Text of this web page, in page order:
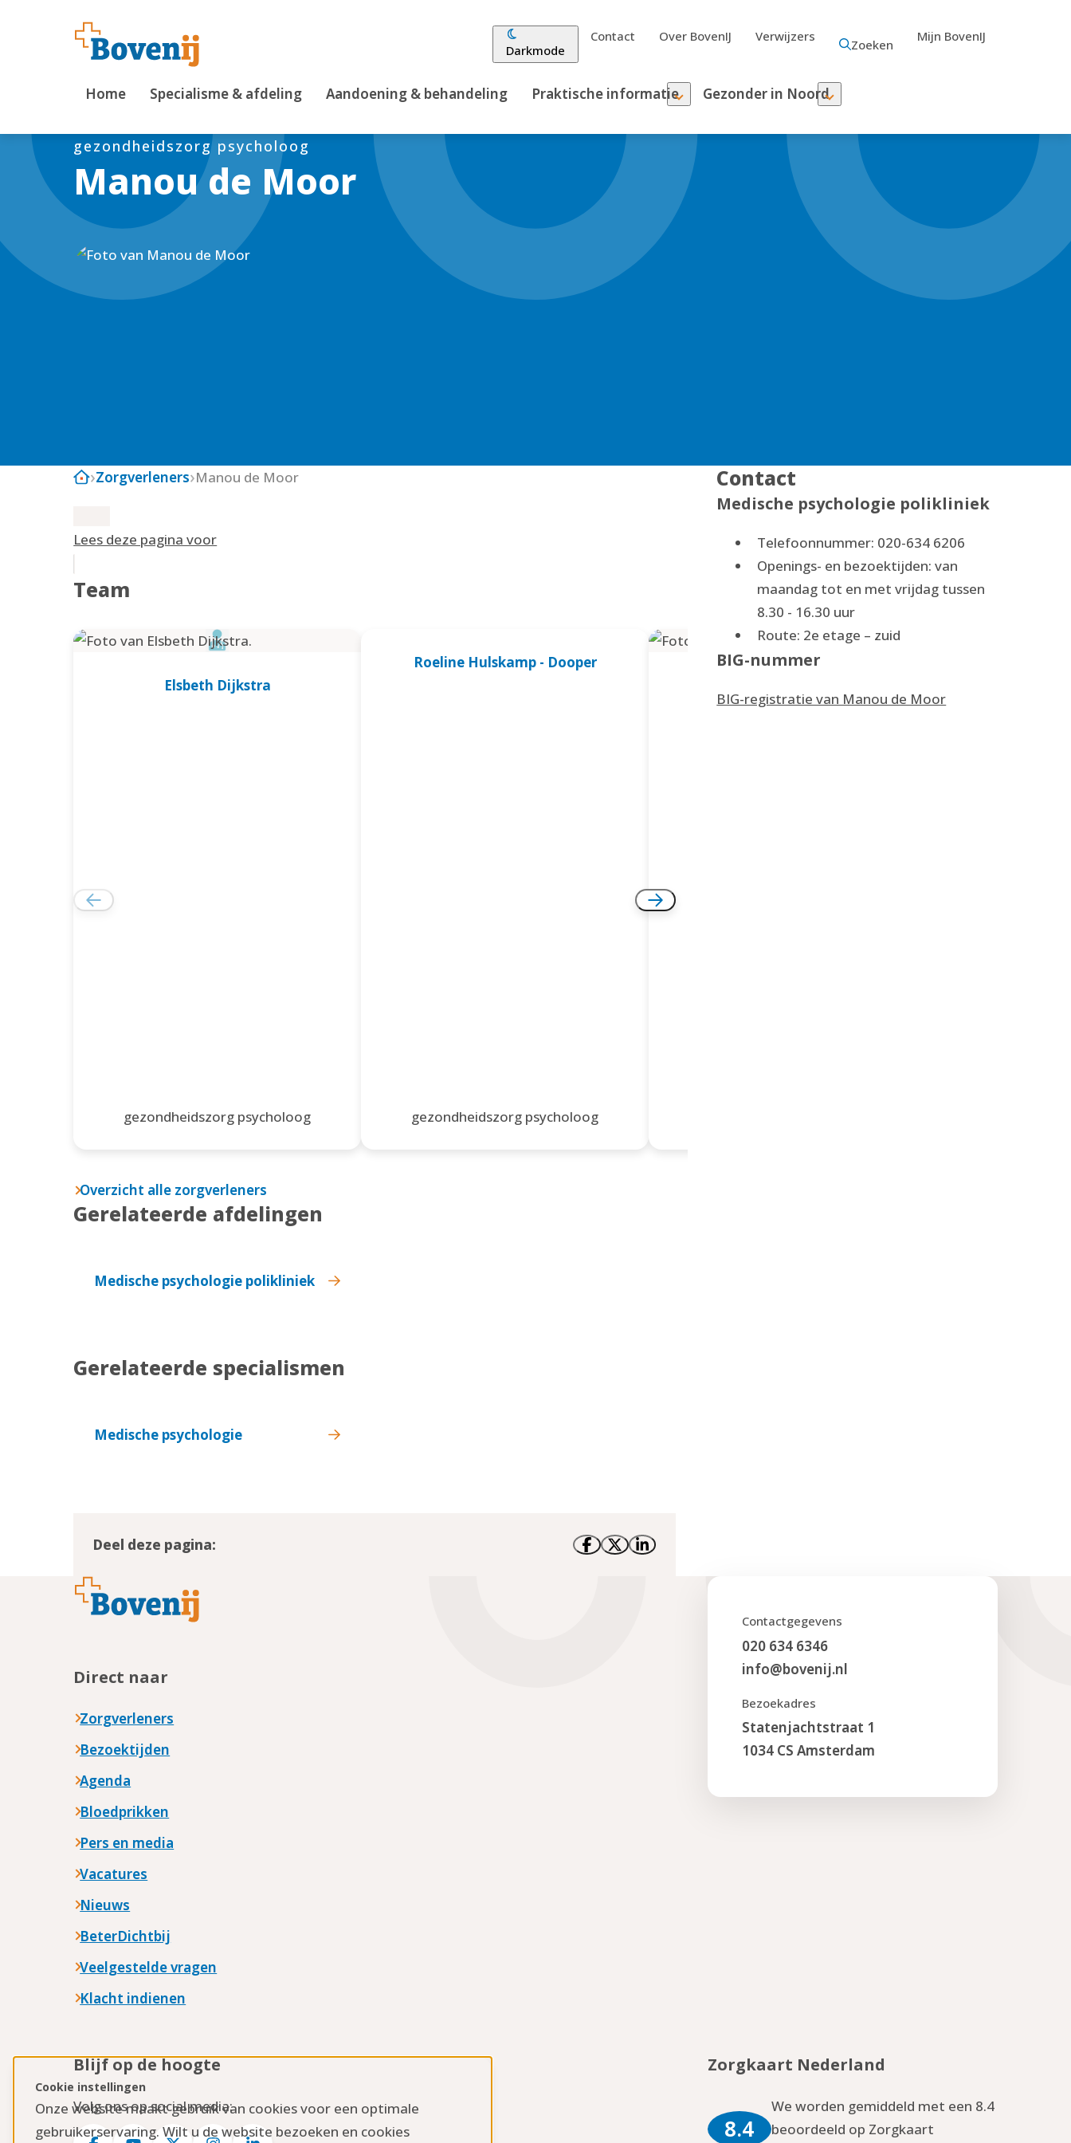
Cookie instellingen
Onze website maakt gebruik van cookies voor een optimale
gebruikerservaring. Wilt u de website bezoeken en cookies
Darkmode
Contact Over BovenIJ Verwijzers
Zoeken
Mijn BovenIJ
Home Specialisme & afdeling Aandoening & behandeling Praktische informatie Gezonder in Noord
Manou de Moor
gezondheidszorg psycholoog
Contact
Medische psychologie polikliniek
Telefoonnummer: 020-634 6206
Openings- en bezoektijden: van
maandag tot en met vrijdag tussen
8.30 - 16.30 uur
Route: 2e etage – zuid
BIG-nummer
BIG-registratie van Manou de Moor
Zorgverleners Manou de Moor
Lees deze pagina voor
Team
Elsbeth Dijkstra
gezondheidszorg psycholoog
Roeline Hulskamp - Dooper
gezondheidszorg psycholoog
Overzicht alle zorgverleners
Gerelateerde afdelingen
Medische psychologie polikliniek
Gerelateerde specialismen
Medische psychologie
Deel deze pagina:
Contactgegevens
020 634 6346
info@bovenij.nl
Bezoekadres
Statenjachtstraat 1
1034 CS Amsterdam
Direct naar
Zorgverleners
Bezoektijden
Agenda
Bloedprikken
Pers en media
Vacatures
Nieuws
BeterDichtbij
Veelgestelde vragen
Klacht indienen
Blijf op de hoogte
Volg ons op social media:
Zorgkaart Nederland
8.4
We worden gemiddeld met een 8.4
beoordeeld op Zorgkaart